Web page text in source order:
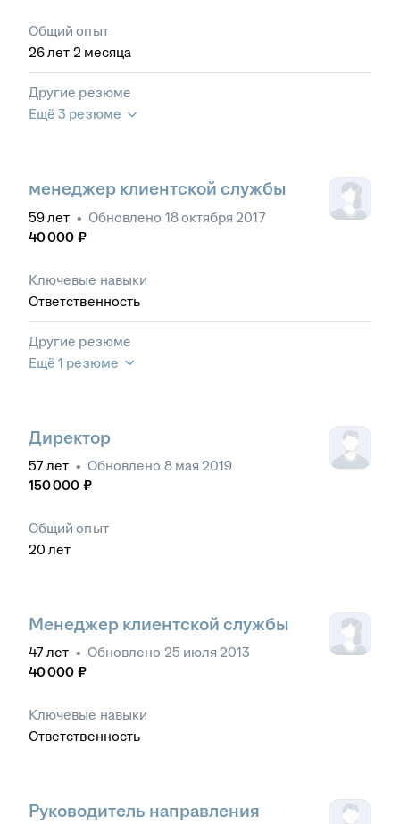
Общий опыт
26лет 2 месяца
Другие резюме
Ещё 3 резюме
менеджер клиентской службы
59лет • Обновлено 18 октября 2017
40 000 ₽
Ключевые навыки
Ответственность
Другие резюме
Ещё 1 резюме
Директор
57лет • Обновлено 8 мая 2019
150 000 ₽
Общий опыт
20 лет
Менеджер клиентской службы
47лет • Обновлено 25 июля 2013
40 000 ₽
Ключевые навыки
Ответственность
Руководитель направления